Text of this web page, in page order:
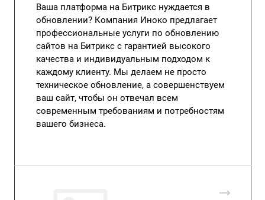
Ваша платформа на Битрикс нуждается в
обновлении? Компания Иноко предлагает
профессиональные услуги по обновлению
сайтов на Битрикс с гарантией высокого
качества и индивидуальным подходом к
каждому клиенту. Мы делаем не просто
техническое обновление, а совершенствуем
ваш сайт, чтобы он отвечал всем
современным требованиям и потребностям
вашего бизнеса.